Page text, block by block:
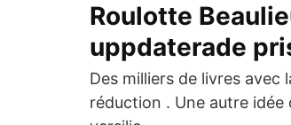
Roulotte
uppdaterade
Des milliers de livres avec
réduction . Une autre